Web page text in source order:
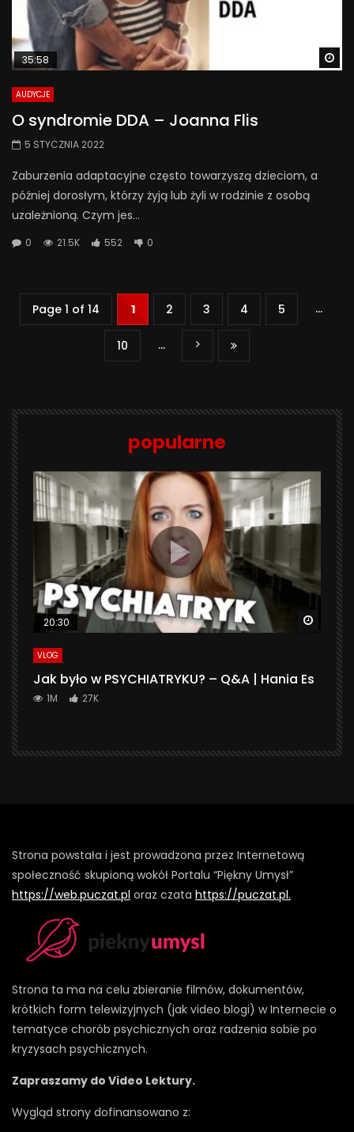
35:58
AUDYCJE
O syndromie DDA – Joanna Flis
5 STYCZNIA 2022
Zaburzenia adaptacyjne często towarzyszą dzieciom, a
później dorosłym, którzy żyją lub żyli w rodzinie z osobą
uzależnioną. Czym jes...
0 21.5K 552 0
Page 1 of 14 1 2 3 4 5 ...
10 ...
popularne
20:30
VLOG
Jak było w PSYCHIATRYKU? – Q&A | Hania Es
1M 27K
Strona powstała i jest prowadzona przez Internetową
społeczność skupioną wokół Portalu “Piękny Umysł”
https://web.puczat.pl oraz czata https://puczat.pl.
Strona ta ma na celu zbieranie filmów, dokumentów,
krótkich form telewizyjnych (jak video blogi) w Internecie o
tematyce chorób psychicznych oraz radzenia sobie po
kryzysach psychicznych.
Zapraszamy do Video Lektury.
Wygląd strony dofinansowano z: